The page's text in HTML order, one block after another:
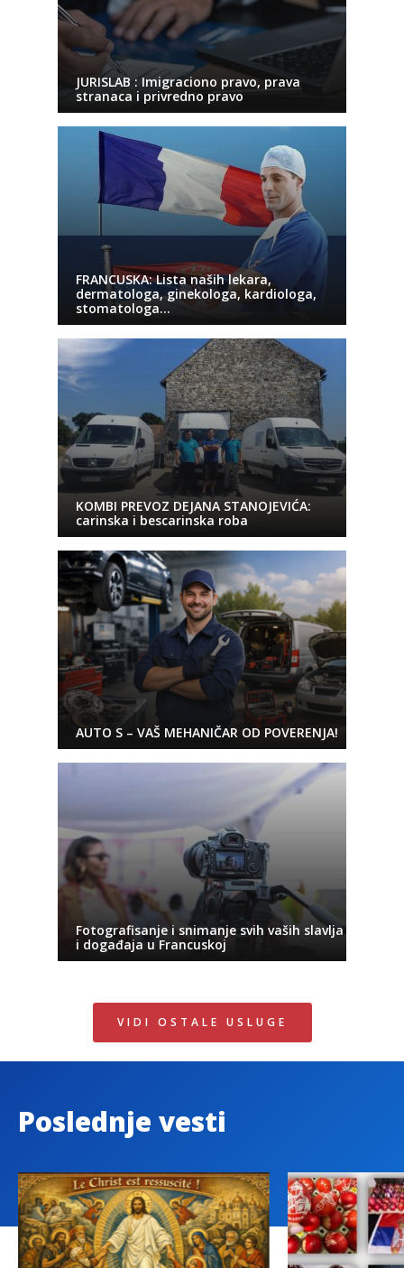
JURISLAB : Imigraciono pravo, prava
stranaca i privredno pravo
FRANCUSKA: Lista naših lekara,
dermatologa, ginekologa, kardiologa,
stomatologa…
KOMBI PREVOZ DEJANA STANOJEVIĆA:
carinska i bescarinska roba
AUTO S – VAŠ MEHANIČAR OD POVERENJA!
Fotografisanje i snimanje svih vaših slavlja
i događaja u Francuskoj
VIDI OSTALE USLUGE
Poslednje vesti